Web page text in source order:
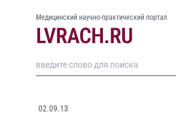
Медицинский научно-практический портал
02.09.13